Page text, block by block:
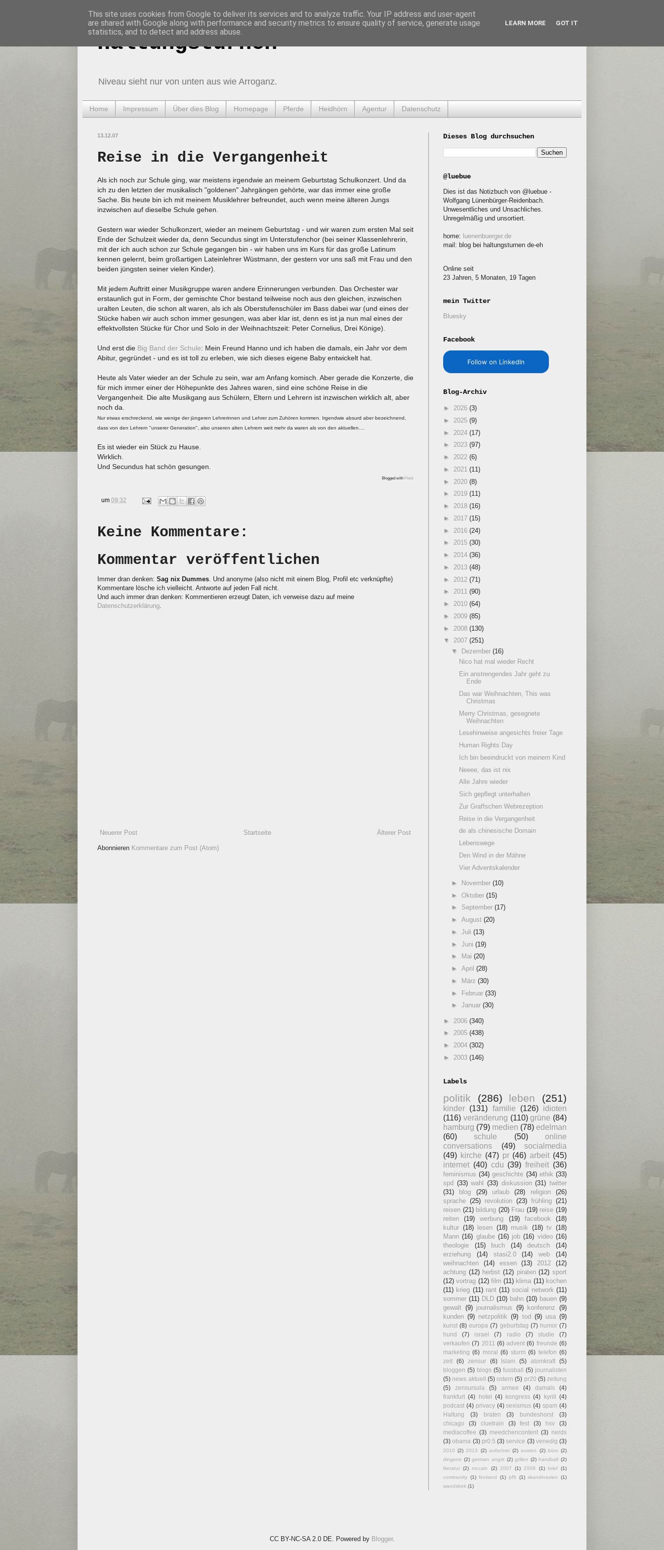
Haltungsturnen
Niveau sieht nur von unten aus wie Arroganz.
Home Impressum Über dies Blog Homepage Pferde Heidhörn Agentur Datenschutz
13.12.07
Reise in die Vergangenheit
Als ich noch zur Schule ging, war meistens irgendwie an meinem Geburtstag Schulkonzert. Und da
ich zu den letzten der musikalisch "goldenen" Jahrgängen gehörte, war das immer eine große
Sache. Bis heute bin ich mit meinem Musiklehrer befreundet, auch wenn meine älteren Jungs
inzwischen auf dieselbe Schule gehen.
Gestern war wieder Schulkonzert, wieder an meinem Geburtstag - und wir waren zum ersten Mal seit
Ende der Schulzeit wieder da, denn Secundus singt im Unterstufenchor (bei seiner Klassenlehrerin,
mit der ich auch schon zur Schule gegangen bin - wir haben uns im Kurs für das große Latinum
kennen gelernt, beim großartigen Lateinlehrer Wüstmann, der gestern vor uns saß mit Frau und den
beiden jüngsten seiner vielen Kinder).
Mit jedem Auftritt einer Musikgruppe waren andere Erinnerungen verbunden. Das Orchester war
erstaunlich gut in Form, der gemischte Chor bestand teilweise noch aus den gleichen, inzwischen
uralten Leuten, die schon alt waren, als ich als Oberstufenschüler im Bass dabei war (und eines der
Stücke haben wir auch schon immer gesungen, was aber klar ist, denn es ist ja nun mal eines der
effektvollsten Stücke für Chor und Solo in der Weihnachtszeit: Peter Cornelius, Drei Könige).
Und erst die Big Band der Schule: Mein Freund Hanno und ich haben die damals, ein Jahr vor dem
Abitur, gegründet - und es ist toll zu erleben, wie sich dieses eigene Baby entwickelt hat.
Heute als Vater wieder an der Schule zu sein, war am Anfang komisch. Aber gerade die Konzerte, die
für mich immer einer der Höhepunkte des Jahres waren, sind eine schöne Reise in die
Vergangenheit. Die alte Musikgang aus Schülern, Eltern und Lehrern ist inzwischen wirklich alt, aber
noch da.
Nur etwas erschreckend, wie wenige der jüngeren Lehrerinnen und Lehrer zum Zuhören kommen. Irgendwie absurd aber bezeichnend,
dass von den Lehrern "unserer Generation", also unseren alten Lehrern weit mehr da waren als von den aktuellen....
Es ist wieder ein Stück zu Hause.
Wirklich.
Und Secundus hat schön gesungen.
Blogged with Flock
um 09:32
Keine Kommentare:
Kommentar veröffentlichen
Immer dran denken: Sag nix Dummes. Und anonyme (also nicht mit einem Blog, Profil etc verknüpfte)
Kommentare lösche ich vielleicht. Antworte auf jeden Fall nicht.
Und auch immer dran denken: Kommentieren erzeugt Daten, ich verweise dazu auf meine
Datenschutzerklärung.
Neuerer Post Älterer Post
Startseite
Abonnieren Kommentare zum Post (Atom)
Dieses Blog durchsuchen
@luebue
Dies ist das Notizbuch von @luebue -
Wolfgang Lünenbürger-Reidenbach.
Unwesentliches und Unsachliches.
Unregelmäßig und unsortiert.
home: luenenbuerger.de
mail: blog bei haltungsturnen de-eh
Online seit
23 Jahren, 5 Monaten, 19 Tagen
mein Twitter
Bluesky
Facebook
Follow on LinkedIn
Blog-Archiv
► 2026 (3)
► 2025 (9)
► 2024 (17)
► 2023 (97)
► 2022 (6)
► 2021 (11)
► 2020 (8)
► 2019 (11)
► 2018 (16)
► 2017 (15)
► 2016 (24)
► 2015 (30)
► 2014 (36)
► 2013 (48)
► 2012 (71)
► 2011 (90)
► 2010 (64)
► 2009 (85)
► 2008 (130)
▼ 2007 (251)
▼
Dezember (16)
Nico hat mal wieder Recht
Ein anstrengendes Jahr geht zu
Ende
Das war Weihnachten, This was
Christmas
Merry Christmas, gesegnete
Weihnachten
Lesehinweise angesichts freier Tage
Human Rights Day
Ich bin beeindruckt von meinem Kind
Neeee, das ist nix
Alle Jahre wieder
Sich gepflegt unterhalten
Zur Graffschen Webrezeption
Reise in die Vergangenheit
de als chinesische Domain
Lebenswege
Den Wind in der Mähne
Vier Adventskalender
► November (10)
► Oktober (15)
► September (17)
► August (20)
► Juli (13)
► Juni (19)
►
Mai (20)
► April (28)
►
März (30)
► Februar (33)
► Januar (30)
► 2006 (340)
► 2005 (438)
► 2004 (302)
► 2003 (146)
Labels
politik (286) leben (251)
kinder (131) familie (126)
idioten
(116) veränderung (110) grüne (84)
hamburg (79) medien (78) edelman
(60)
schule (50)
online
conversations
(49)
socialmedia
(49) kirche (47) pr (46) arbeit (45)
internet (40) cdu (39) freiheit (36)
feminismus (34) geschichte (34) ethik (33)
spd (33) wahl (33) diskussion (31) twitter
(31)
blog (29) urlaub (28) religion
(26)
sprache (25) revolution (23) frühling (21)
reisen (21) bildung (20) Frau (19) reise (19)
reiten
(19) werbung (19) facebook
(18)
kultur (18) lesen (18) musik (18) tv
(18)
Mann (16) glaube (16) job (16) video (16)
theologie
(15) buch (14) deutsch
(14)
erziehung
(14) stasi2.0 (14) web
(14)
weihnachten
(14) essen (13) 2012
(12)
achtung (12) herbst (12) piraten (12) sport
(12) vortrag (12) film (11) klima (11) kochen
(11) krieg (11) rant (11) social network (11)
sommer (11) DLD (10) bahn (10) bauen (9)
gewalt (9) journalismus (9) konferenz
(9)
kunden (9) netzpolitik (9) tod (9) usa (9)
kunst (8) europa (7) geburtstag (7) humor (7)
hund
(7) israel (7) radio (7) studie
(7)
verkaufen (7) 2011 (6) advent (6) freunde (6)
marketing (6) moral (6) sturm (6) telefon (6)
zeit
(6) zensur (6) Islam (5) atomkraft
(5)
bloggen (5) blogs (5) fussball (5) journalisten
(5) news aktuell (5) ostern (5) pr20 (5) zeitung
(5)
zensursula (5) armee (4) damals
(4)
frankfurt (4) hotel (4) kongress (4) kyrill
(4)
podcast (4) privacy (4) sexismus (4) spam (4)
Haltung
(3) braten (3) bundeshorst
(3)
chicago
(3) cluetrain (3) fest (3) hsv
(3)
mediacoffee (3) meedchencontent (3) nerds
(3) obama (3) pr0.5 (3) service (3) venedig (3)
2010 (2) 2013 (2) aufschrei (2) austen (2) büro (2)
dingens (2) german angst (2) grillen (2) handball (2)
literatur (2) mccain (2) 2007 (1) 2008 (1) brief (1)
community (1) finnland (1) pfft (1) skandinavien
(1)
wandsbek (1)
CC BY-NC-SA 2.0 DE. Powered by Blogger.
This site uses cookies from Google to deliver its services and to analyze traffic. Your IP address and user-agent
are shared with Google along with performance and security metrics to ensure quality of service, generate usage
statistics, and to detect and address abuse.
LEARN MORE GOT IT